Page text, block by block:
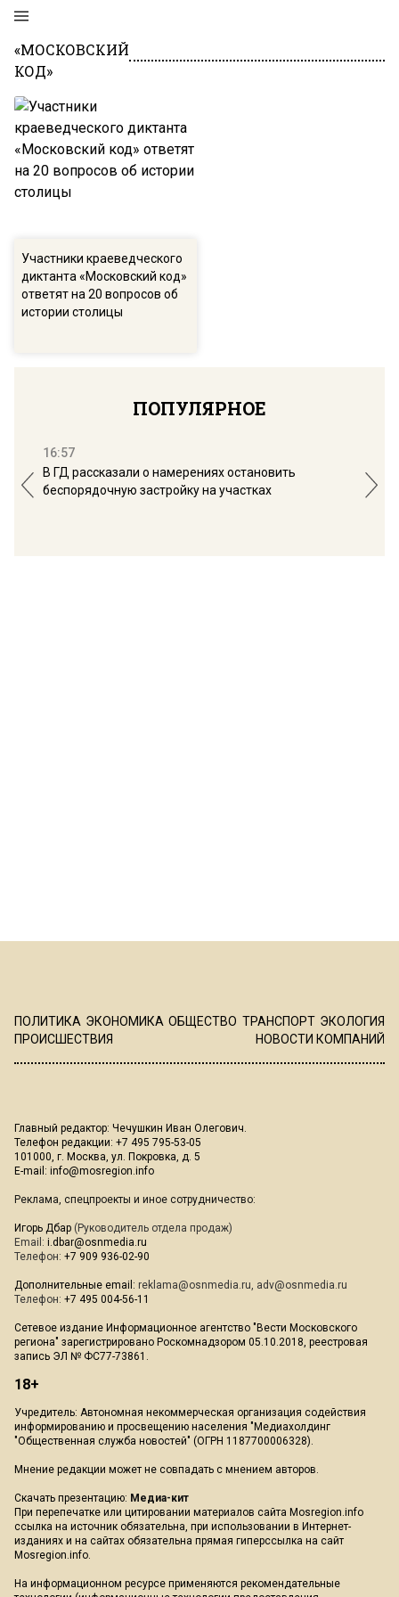
«МОСКОВСКИЙ
КОД»
Участники краеведческого
диктанта «Московский код»
ответят на 20 вопросов об
истории столицы
ПОПУЛЯРНОЕ
16:57
В ГД рассказали о намерениях остановить
беспорядочную застройку на участках
ПОЛИТИКА ЭКОНОМИКА ОБЩЕСТВО ТРАНСПОРТ ЭКОЛОГИЯ
ПРОИСШЕСТВИЯ
НОВОСТИ КОМПАНИЙ
Главный редактор: Чечушкин Иван Олегович.
Телефон редакции: +7 495 795-53-05
101000, г. Москва, ул. Покровка, д. 5
E-mail: info@mosregion.info
Реклама, спецпроекты и иное сотрудничество:
Игорь Дбар (Руководитель отдела продаж)
Email: i.dbar@osnmedia.ru
Телефон: +7 909 936-02-90
Дополнительные email: reklama@osnmedia.ru, adv@osnmedia.ru
Телефон: +7 495 004-56-11
Сетевое издание Информационное агентство "Вести Московского
региона" зарегистрировано Роскомнадзором 05.10.2018, реестровая
запись ЭЛ № ФС77-73861.
18+
Учредитель: Автономная некоммерческая организация содействия
информированию и просвещению населения "Медиахолдинг
"Общественная служба новостей" (ОГРН 1187700006328).
Мнение редакции может не совпадать с мнением авторов.
Скачать презентацию: Медиа-кит
При перепечатке или цитировании материалов сайта Mosregion.info
ссылка на источник обязательна, при использовании в Интернет-
изданиях и на сайтах обязательна прямая гиперссылка на сайт
Mosregion.info.
На информационном ресурсе применяются рекомендательные